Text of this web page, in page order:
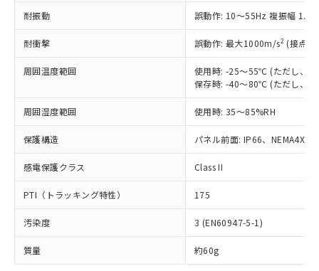
耐振動 誤動作: 10～55Hz 複振幅
耐衝撃 誤動作: 最大1000m/s2 (接点
周囲温度範囲
使用時: -25～55℃ (ただし、氷
保存時: -40～80℃ (ただし、氷
周囲湿度範囲 使用時: 35～85%RH
保護構造 パネル前面: IP66、NEMA4X,
感電保護クラス Class II
PTI（トラッキング特性） 175
汚染度 3 (EN60947-5-1)
質量 約60g
記載している更新日時点での社内デー
タに基づき作成されるものであり、閲
覧された時点での実際の在庫および標
準価格とは異なる場合があることをご
正式な納期状況および標準価格はお客
様のお取引先、またはお客様担当のオ
ムロン制御機器販売店・当社販売員に
オムロン制御機器販売店や当社販売拠
販売ネットワーク
」をご確認
ください。
在庫状況および標準価格結果を当社の
事前の承諾なく第三者に漏洩または開
示しないようお願いします。
マイパーツ機能（部品リスト作成サー
ビス）をご利用いただくには、I-Web
メンバーズにご登録されている必要が
鉛(Pb) 1000ppm以下、 水銀(Hg) 1000ppm以下、 カド
六価クロム(Cr(Ⅵ)) 1000ppm以下、ポリ臭化ビフェニル
類(PBB) 1000ppm以下、ポリ臭化ジフェニルエーテル類
(PBDE) 1000ppm以下、フタル酸ビス(2-エチルヘキシ
ル) (DEHP)(別名：DOP) 1000ppm以下、フタル酸ブチ
ルベンジル（BBP） 1000ppm以下、フタル酸ジブチル
（DBP） 1000ppm以下、フタル酸ジイソブチル
(DIBP) 1000ppm以下
但し、RoHS指令で産業用監視および制御機器に対する
適用除外項目は除く。
フタル酸エステル類の４物質については閾値を超える意
図的な使用がないことを確認しています。
※2 対応予定月
部品在庫の切り替え状況などにより、予定
月が前後することがあります。
*中国RoHS10物質の基準値 (GB/T26572)：
Pb(鉛) :1000ppm、 Hg(水銀) : 1000ppm、 Cd(カドミウ
Cr(Ⅵ)(六価クロム) : 1000ppm、 PBBs(ポリ臭化ビフェ
ニル類) : 1000ppm、 PBDEs(ポリ臭化ジフェニルエーテ
ル) : 1000ppm、
DEHP(フタル酸ビス(2-エチルヘキシル)) : 1000ppm
※2 環境保護使用期限
「ｅ」：有害物質（10物質）のすべてが基
準値以下であることを示します。
「10」：通常の使用状況下において有害物
質が外部に漏えいし、環境に深刻な影響を
及ぼさない年数を意味します。
（以下｢規制貨物等」という）を輸出
または国外への提供する場合は、日本
国政府の輸出許可(または役務取引許
可)を取得するなどの必要な手続きを
当社は規制貨物を破棄する場合は、完
全に破砕するなど、違法に輸出されな
いよう必要な手段を講じます。
当社は貴社製品を、核兵器、ミサイ
ル、化学兵器、生物兵器またはその他
武器並びにこれらの製造装置等に一切
使用いたしません。
当社は、貴社製品を第三者に販売する
場合は、上記1、2および3の内容を当
該第三者に通知します。また当社は、
販売先および販売に係わる関係者が違
法に輸出するおそれがある場合は、取
り引きをいたしません。
○ 一定数以上の在庫あり
△ 一定数には満たないが在庫あり
在庫なし(最新の在庫状況につ
いては、お客様のお取引先、ま
たはお客様担当のオムロン制御
機器販売店・当社販売員にご確
認ください)
受注生産機種、また在庫状況の
情報を公開していない機種